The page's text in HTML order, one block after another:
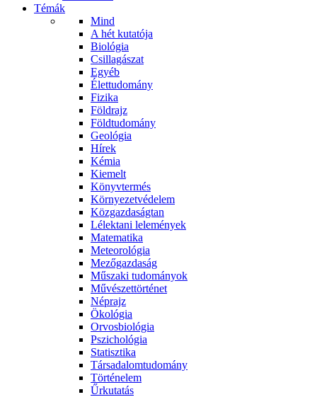
Témák
Mind
A hét kutatója
Biológia
Csillagászat
Egyéb
Élettudomány
Fizika
Földrajz
Földtudomány
Geológia
Hírek
Kémia
Kiemelt
Könyvtermés
Környezetvédelem
Közgazdaságtan
Lélektani lelemények
Matematika
Meteorológia
Mezőgazdaság
Műszaki tudományok
Művészettörténet
Néprajz
Ökológia
Orvosbiológia
Pszichológia
Statisztika
Társadalomtudomány
Történelem
Űrkutatás